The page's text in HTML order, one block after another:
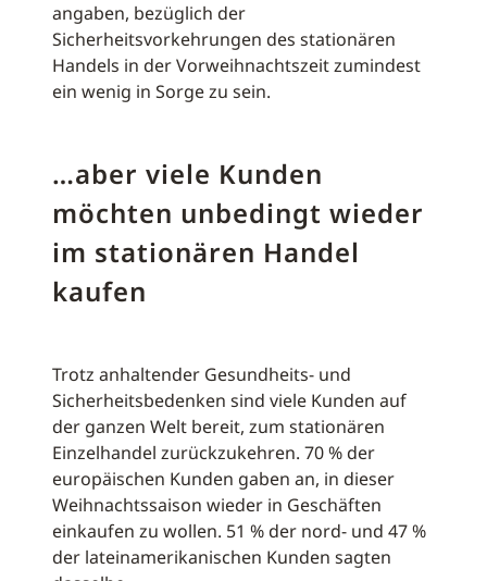
angaben, bezüglich der
Sicherheitsvorkehrungen des stationären
Handels in der Vorweihnachtszeit zumindest
ein wenig in Sorge zu sein.
…aber viele Kunden
möchten unbedingt wieder
im stationären Handel
kaufen
Trotz anhaltender Gesundheits- und
Sicherheitsbedenken sind viele Kunden auf
der ganzen Welt bereit, zum stationären
Einzelhandel zurückzukehren. 70 % der
europäischen Kunden gaben an, in dieser
Weihnachtssaison wieder in Geschäften
einkaufen zu wollen. 51 % der nord- und 47 %
der lateinamerikanischen Kunden sagten